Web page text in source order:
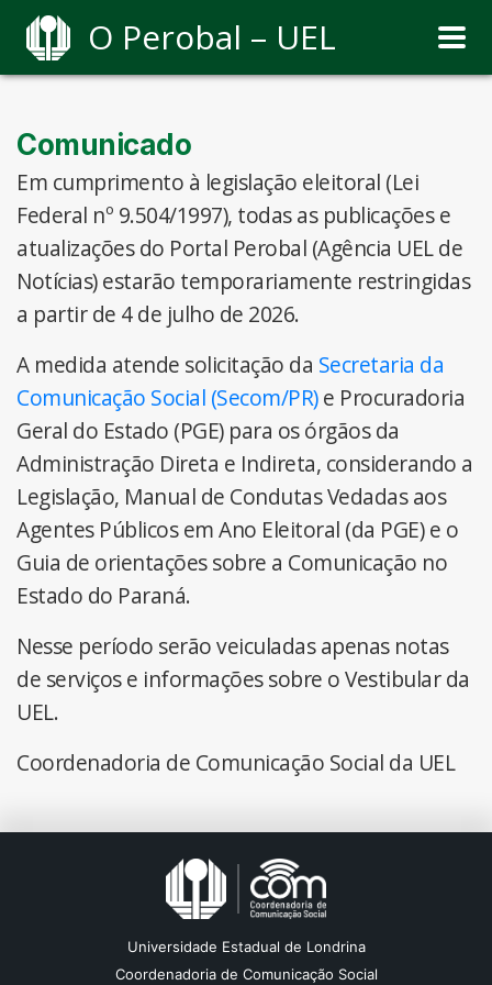
O Perobal – UEL
Comunicado
Em cumprimento à legislação eleitoral (Lei
Federal nº 9.504/1997), todas as publicações e
atualizações do Portal Perobal (Agência UEL de
Notícias) estarão temporariamente restringidas
a partir de 4 de julho de 2026.
A medida atende solicitação da Secretaria da
Comunicação Social (Secom/PR)e Procuradoria
Geral do Estado (PGE) para os órgãos da
Administração Direta e Indireta, considerando a
Legislação, Manual de Condutas Vedadas aos
Agentes Públicos em Ano Eleitoral (da PGE) e o
Guia de orientações sobre a Comunicação no
Estado do Paraná.
Nesse período serão veiculadas apenas notas
de serviços e informações sobre o Vestibular da
UEL.
Coordenadoria de Comunicação Social da UEL
Universidade Estadual de Londrina
Coordenadoria de Comunicação Social